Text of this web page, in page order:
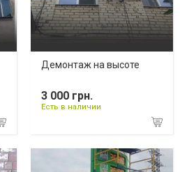
Демонтаж на высоте
3 000 грн.
Есть в наличии